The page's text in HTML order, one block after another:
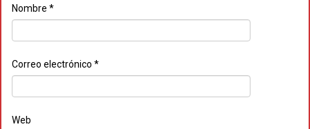
Nombre *
Correo electrónico *
Web